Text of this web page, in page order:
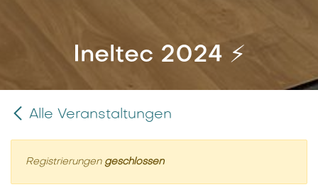
Ineltec 2024 ⚡️
Alle Veranstaltungen
Registrierungen geschlossen